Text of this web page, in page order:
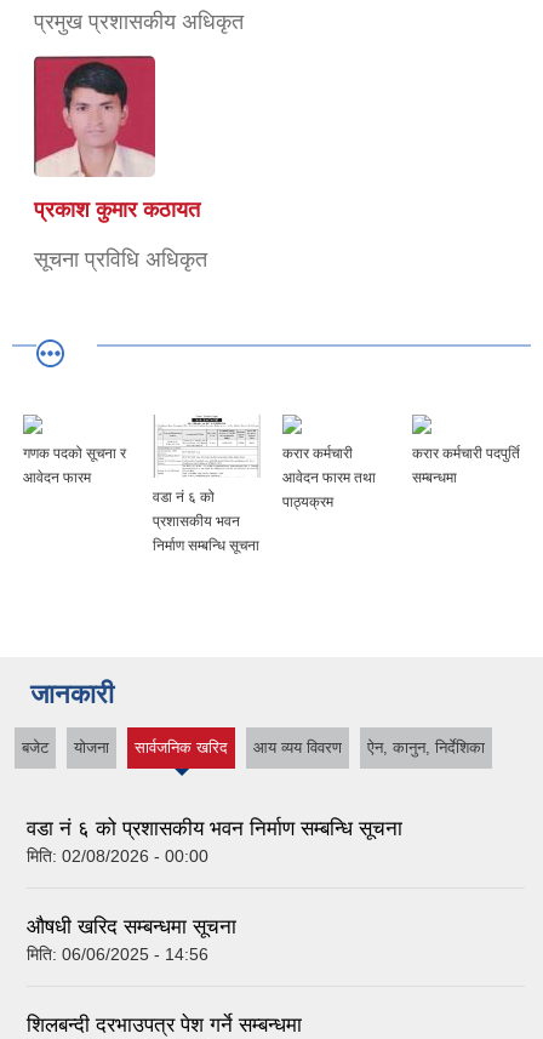
प्रमुख प्रशासकीय अधिकृत
प्रकाश कुमार कठायत
सूचना प्रविधि अधिकृत
गणक पदको सूचना र
आवेदन फारम
वडा नं ६ को
प्रशासकीय भवन
निर्माण सम्बन्धि सूचना
करार कर्मचारी
आवेदन फारम तथा
पाठ्यक्रम
करार कर्मचारी पदपुर्ति
सम्बन्धमा
जानकारी
बजेट योजना सार्वजनिक खरिद आय व्यय विवरण ऐन, कानुन, निर्देशिका
वडा नं ६ को प्रशासकीय भवन निर्माण सम्बन्धि सूचना
मिति: 02/08/2026 - 00:00
औषधी खरिद सम्बन्धमा सूचना
मिति: 06/06/2025 - 14:56
शिलबन्दी दरभाउपत्र पेश गर्ने सम्बन्धमा